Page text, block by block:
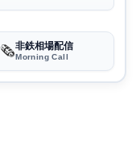
🗞️非鉄相場配信
Morning Call